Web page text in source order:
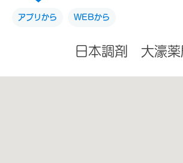
アプリから WEBから
日本調剤 大濠薬